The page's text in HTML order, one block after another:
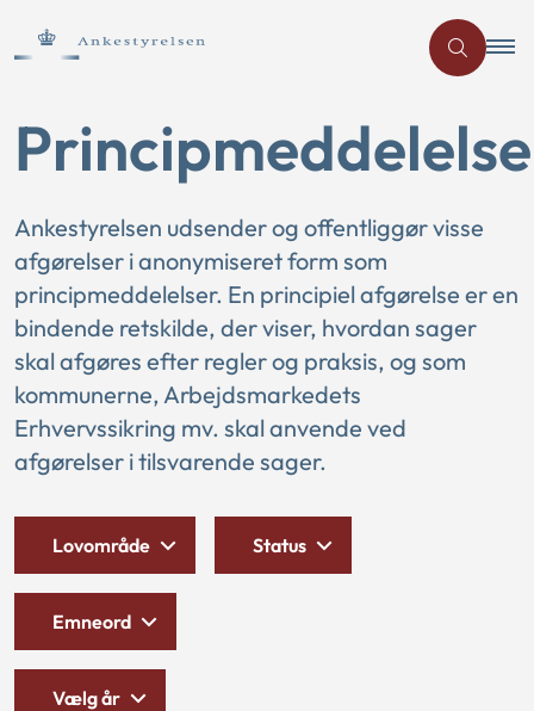
Ankestyrelsen udsender og offentliggør visse
afgørelser i anonymiseret form som
principmeddelelser. En principiel afgørelse er en
bindende retskilde, der viser, hvordan sager
skal afgøres efter regler og praksis, og som
kommunerne, Arbejdsmarkedets
Erhvervssikring mv. skal anvende ved
afgørelser i tilsvarende sager.
Lovområde Status
Emneord
Vælg år